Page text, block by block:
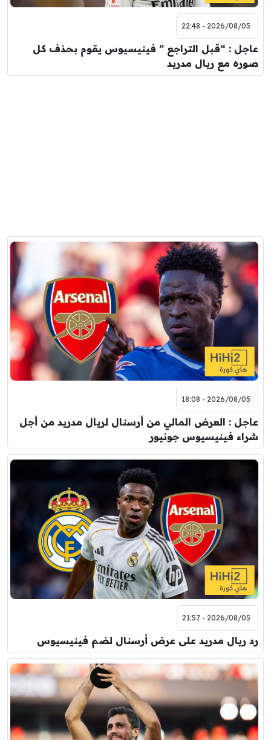
2026/08/05 - 22:48
عاجل : “قبل التراجع ” فينيسيوس يقوم بحذف كل
صوره مع ريال مدريد
2026/08/05 - 18:08
عاجل : العرض المالي من أرسنال لريال مدريد من أجل
شراء فينيسيوس جونيور
2026/08/05 - 21:57
رد ريال مدريد على عرض أرسنال لضم فينيسيوس